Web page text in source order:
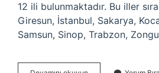
12 ili bulunmaktadır. Bu iller
Giresun, İstanbul, Sakarya,
Samsun, Sinop, Trabzon,